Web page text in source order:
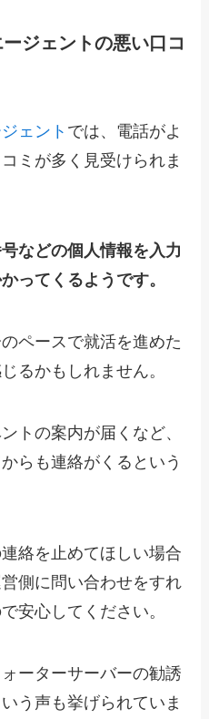
ジェントの悪い口コ
ェント では、電話がよ
ミが多く見受けられま
などの個人情報を入力
ってくるようです。
ペースで就活を進めた
るかもしれません。
トの案内が届くなど、
らも連絡がくるという
絡を止めてほしい場合
側に問い合わせをすれ
安心してください。
ーターサーバーの勧誘
う声も挙げられていま